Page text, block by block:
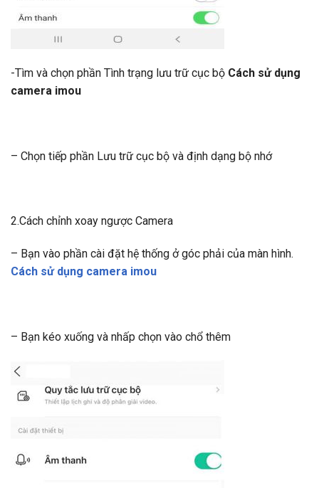
-Tìm và chọn phần Tình trạng lưu trữ cục bộ Cách sử dụng
camera imou
– Chọn tiếp phần Lưu trữ cục bộ và định dạng bộ nhớ
2.Cách chỉnh xoay ngược Camera
– Bạn vào phần cài đặt hệ thống ở góc phải của màn hình.
Cách sử dụng camera imou
– Bạn kéo xuống và nhấp chọn vào chổ thêm